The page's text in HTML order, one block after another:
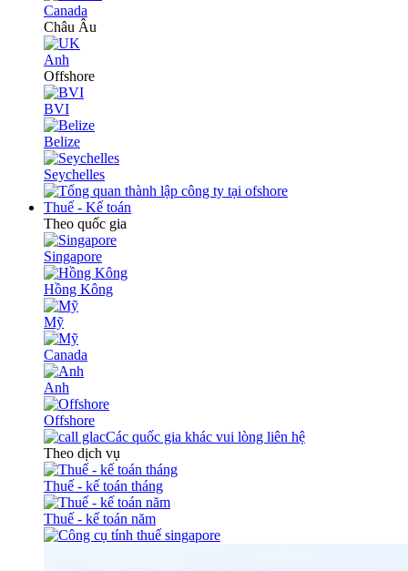
Canada
Châu Âu
Anh
Offshore
BVI
Belize
Seychelles
Thuế - Kế toán
Theo quốc gia
Singapore
Hồng Kông
Mỹ
Canada
Anh
Offshore
Các quốc gia khác vui lòng liên hệ
Theo dịch vụ
Thuế - kế toán tháng
Thuế - kế toán năm